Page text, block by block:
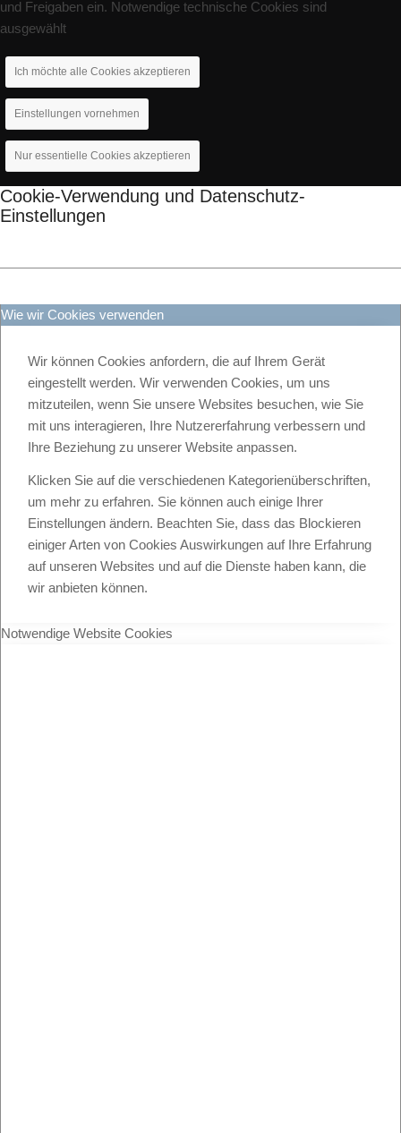
und Freigaben ein. Notwendige technische Cookies sind
ausgewählt
Ich möchte alle Cookies akzeptieren
Einstellungen vornehmen
Nur essentielle Cookies akzeptieren
Cookie-Verwendung und Datenschutz-
Einstellungen
Wie wir Cookies verwenden
Wir können Cookies anfordern, die auf Ihrem Gerät
eingestellt werden. Wir verwenden Cookies, um uns
mitzuteilen, wenn Sie unsere Websites besuchen, wie Sie
mit uns interagieren, Ihre Nutzererfahrung verbessern und
Ihre Beziehung zu unserer Website anpassen.
Klicken Sie auf die verschiedenen Kategorienüberschriften,
um mehr zu erfahren. Sie können auch einige Ihrer
Einstellungen ändern. Beachten Sie, dass das Blockieren
einiger Arten von Cookies Auswirkungen auf Ihre Erfahrung
auf unseren Websites und auf die Dienste haben kann, die
wir anbieten können.
Notwendige Website Cookies